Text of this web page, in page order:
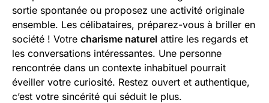
sortie spontanée ou proposez une activité originale
ensemble. Les célibataires, préparez-vous à briller en
société ! Votre charisme naturel attire les regards et
les conversations intéressantes. Une personne
rencontrée dans un contexte inhabituel pourrait
éveiller votre curiosité. Restez ouvert et authentique,
c’est votre sincérité qui séduit le plus.